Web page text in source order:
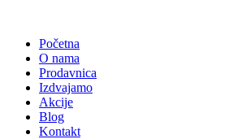
Početna
O nama
Prodavnica
Izdvajamo
Akcije
Blog
Kontakt